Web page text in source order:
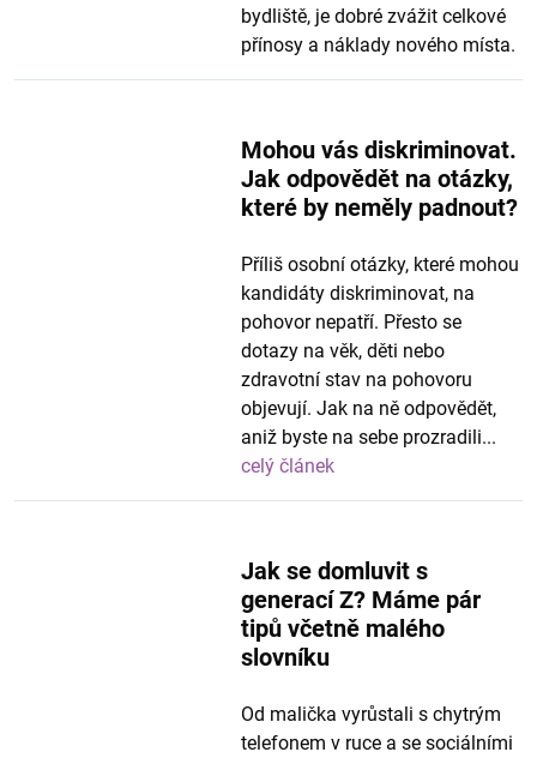
bydliště, je dobré zvážit celkové
přínosy a náklady nového místa.
Mohou vás diskriminovat.
Jak odpovědět na otázky,
které by neměly padnout?
Příliš osobní otázky, které mohou
kandidáty diskriminovat, na
pohovor nepatří. Přesto se
dotazy na věk, děti nebo
zdravotní stav na pohovoru
objevují. Jak na ně odpovědět,
aniž byste na sebe prozradili...
celý článek
Jak se domluvit s
generací Z? Máme pár
tipů včetně malého
slovníku
Od malička vyrůstali s chytrým
telefonem v ruce a se sociálními